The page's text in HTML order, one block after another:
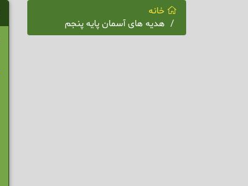
خانه
هدیه های آسمان پایه پنجم